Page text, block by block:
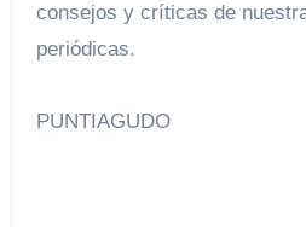
consejos y críticas de
periódicas.
PUNTIAGUDO